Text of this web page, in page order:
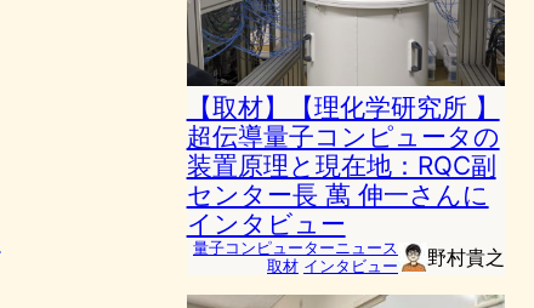
【取材】【理化学研究所 】
超伝導量子コンピュータの
装置原理と現在地：RQC副
センター長 萬 伸一さんに
インタビュー
量子コンピューターニュース
取材 インタビュー 野村貴之